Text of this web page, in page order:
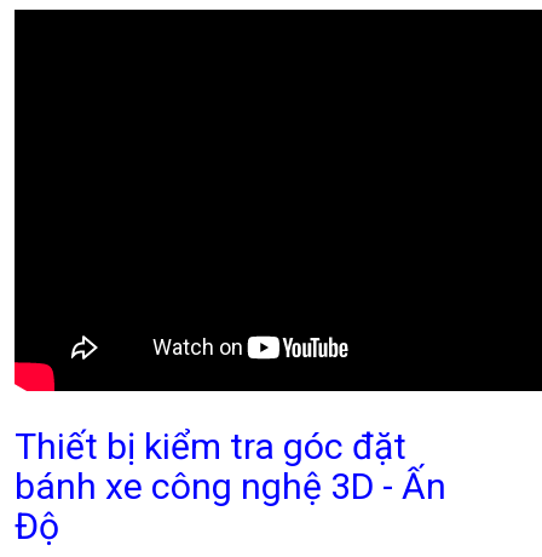
Thiết bị kiểm tra góc đặt
bánh xe công nghệ 3D - Ấn
Độ